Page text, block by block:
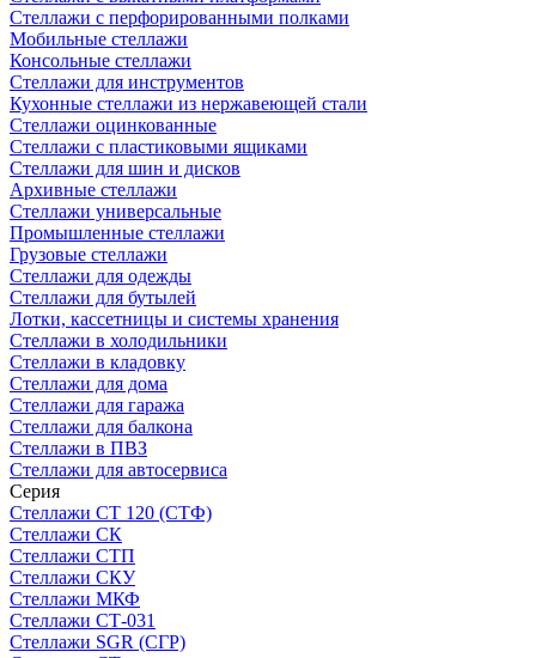
Стеллажи с перфорированными полками
Мобильные стеллажи
Консольные стеллажи
Стеллажи для инструментов
Кухонные стеллажи из нержавеющей стали
Стеллажи оцинкованные
Стеллажи с пластиковыми ящиками
Стеллажи для шин и дисков
Архивные стеллажи
Стеллажи универсальные
Промышленные стеллажи
Грузовые стеллажи
Стеллажи для одежды
Стеллажи для бутылей
Лотки, кассетницы и системы хранения
Стеллажи в холодильники
Стеллажи в кладовку
Стеллажи для дома
Стеллажи для гаража
Стеллажи для балкона
Стеллажи в ПВЗ
Стеллажи для автосервиса
Серия
Стеллажи СТ 120 (СТФ)
Стеллажи СК
Стеллажи СТП
Стеллажи СКУ
Стеллажи МКФ
Стеллажи СТ-031
Стеллажи SGR (СГР)